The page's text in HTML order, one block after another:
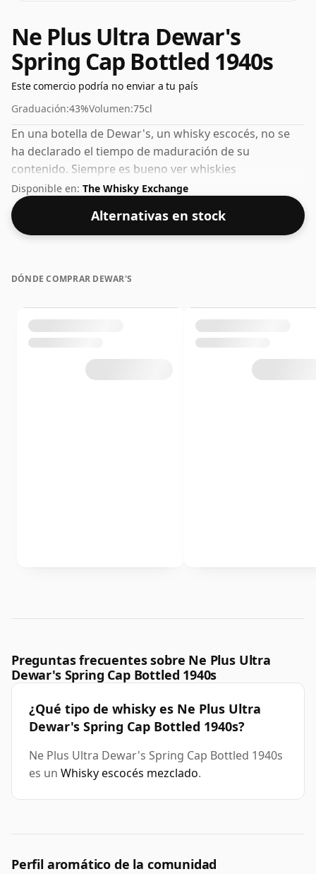
Ne Plus Ultra Dewar's
Spring Cap Bottled 1940s
Este comercio podría no enviar a tu país
Graduación:43%Volumen:75cl
En una botella de Dewar's, un whisky escocés, no se
ha declarado el tiempo de maduración de su
contenido. Siempre es bueno ver whiskies
embotellados con un ABV del 43%; este se envía en el
tamaño normal de 75 cl.
Disponible en: The Whisky Exchange
Alternativas en stock
DÓNDE COMPRAR DEWAR'S
Preguntas frecuentes sobre Ne Plus Ultra
Dewar's Spring Cap Bottled 1940s
¿Qué tipo de whisky es Ne Plus Ultra
Dewar's Spring Cap Bottled 1940s?
Ne Plus Ultra Dewar's Spring Cap Bottled 1940s
es un Whisky escocés mezclado.
Perfil aromático de la comunidad